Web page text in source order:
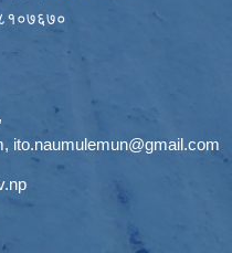
,
, ito.naumulemun@gmail.com